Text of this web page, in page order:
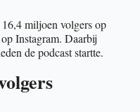
miljoen volgers op
Instagram. Daarbij
de podcast startte.